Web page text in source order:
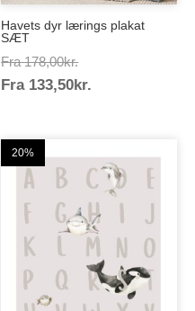
Havets dyr lærings plakat
SÆT
Fra 178,00kr.Prisinterval:
178,00kr.
Fra 133,50kr.
20%